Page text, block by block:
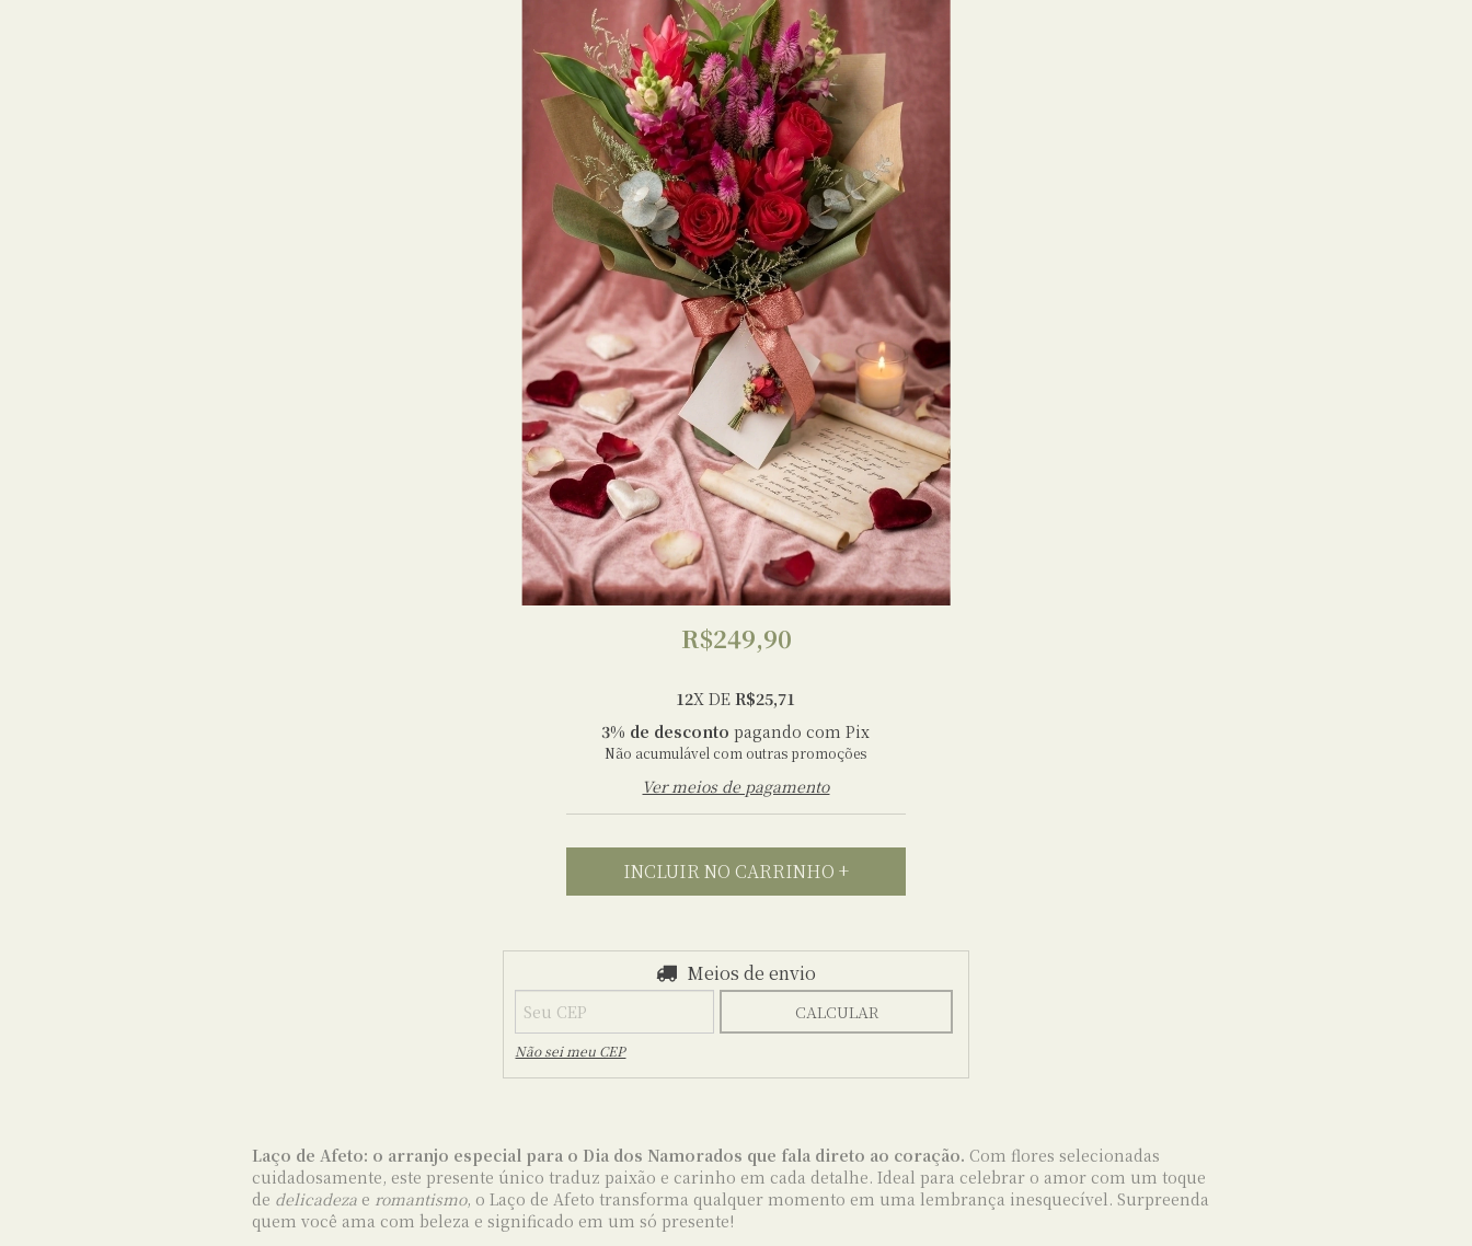
R$249,90
12X DER$25,71
3% de desconto pagando com Pix
Não acumulável com outras promoções
Ver meios de pagamento
Entregas para o CEP: Meios de envio
CALCULAR
Não sei meu CEP
Laço de Afeto: o arranjo especial para o Dia dos Namorados que fala direto ao coração. Com flores selecionadas
cuidadosamente, este presente único traduz paixão e carinho em cada detalhe. Ideal para celebrar o amor com um toque
de delicadezae romantismo, o Laço de Afeto transforma qualquer momento em uma lembrança inesquecível. Surpreenda
quem você ama com beleza e significado em um só presente!